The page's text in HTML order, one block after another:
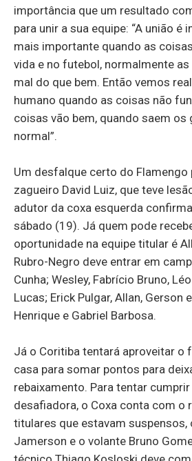
importância que um resultado
para unir a sua equipe: “A união é
mais importante quando as
vida e no futebol, normalmente
mal do que bem. Então vemos
humano quando as coisas não
coisas vão bem, quando saem os
normal”.
Um desfalque certo do Flamengo
zagueiro David Luiz, que teve
adutor da coxa esquerda
sábado (19). Já quem pode
oportunidade na equipe titular é
Rubro-Negro deve entrar em
Cunha; Wesley, Fabrício Bruno,
Lucas; Erick Pulgar, Allan, Gerson
Henrique e Gabriel Barbosa.
Já o Coritiba tentará aproveitar o
casa para somar pontos para
rebaixamento. Para tentar
desafiadora, o Coxa conta com o
titulares que estavam suspensos,
Jamerson e o volante Bruno